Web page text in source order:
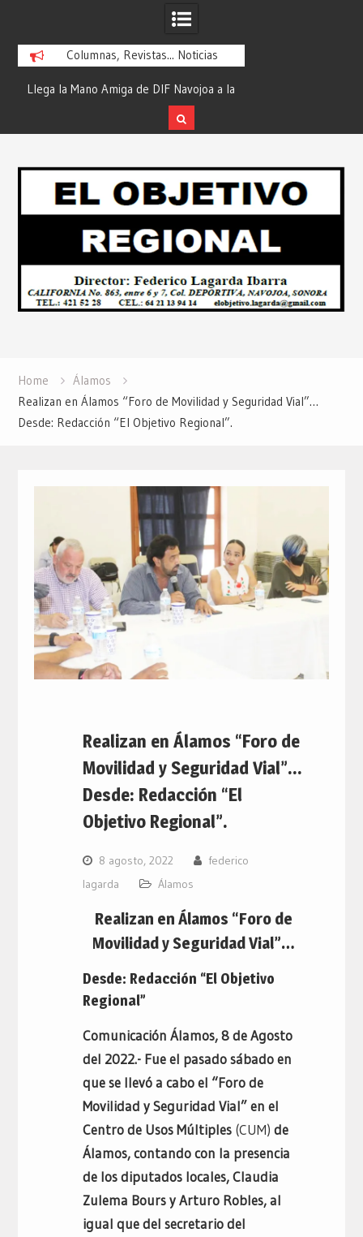
Columnas, Revistas... Noticias
Llega la Mano Amiga de DIF Navojoa a la
Ampliación Beltrones con la Feria de
Servicios… Desde: Redacción “El
Redacción “El
Home
Álamos
Realizan en Álamos “Foro de Movilidad y Seguridad Vial”…
Desde: Redacción “El Objetivo Regional”.
Realizan en Álamos “Foro de
Movilidad y Seguridad Vial”…
Desde: Redacción “El
Objetivo Regional”.
8 agosto, 2022
federico
lagarda
Álamos
Realizan en Álamos “Foro de
Movilidad y Seguridad Vial”…
Desde: Redacción “El Objetivo
Regional”
Comunicación Álamos, 8 de Agosto
del 2022.- Fue el pasado sábado en
que se llevó a cabo el “Foro de
Movilidad y Seguridad Vial” en el
Centro de Usos Múltiples (CUM) de
Álamos, contando con la presencia
de los diputados locales, Claudia
Zulema Bours y Arturo Robles, al
igual que del secretario del